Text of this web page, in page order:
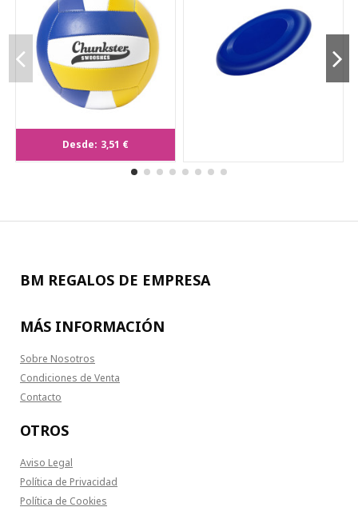
Balón Lidok
Desde: 3,51 €
BM REGALOS DE EMPRESA
MÁS INFORMACIÓN
Sobre Nosotros
Condiciones de Venta
Contacto
OTROS
Aviso Legal
Política de Privacidad
Política de Cookies